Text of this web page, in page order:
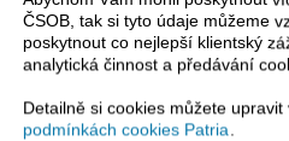
ČSOB, tak si tyto údaje můžeme
poskytnout co nejlepší klientský
analytická činnost a předávání
Detailně si cookies můžete
podmínkách cookies Patria.